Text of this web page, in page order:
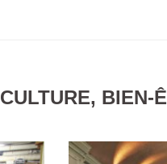
CULTURE, BIEN-